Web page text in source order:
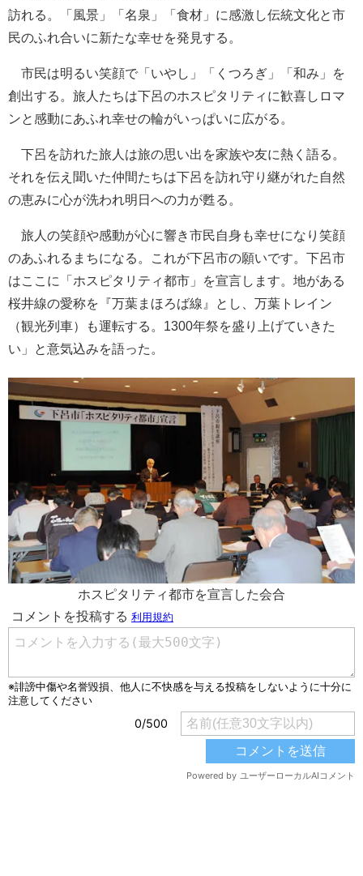
訪れる。「風景」「名泉」「食材」に感激し伝統文化と市
民のふれ合いに新たな幸せを発見する。
市民は明るい笑顔で「いやし」「くつろぎ」「和み」を
創出する。旅人たちは下呂のホスピタリティに歓喜しロマ
ンと感動にあふれ幸せの輪がいっぱいに広がる。
下呂を訪れた旅人は旅の思い出を家族や友に熱く語る。
それを伝え聞いた仲間たちは下呂を訪れ守り継がれた自然
の恵みに心が洗われ明日への力が甦る。
旅人の笑顔や感動が心に響き市民自身も幸せになり笑顔
のあふれるまちになる。これが下呂市の願いです。下呂市
はここに「ホスピタリティ都市」を宣言します。地がある
桜井線の愛称を『万葉まほろば線』とし、万葉トレイン
（観光列車）も運転する。1300年祭を盛り上げていきた
い」と意気込みを語った。
ホスピタリティ都市を宣言した会合